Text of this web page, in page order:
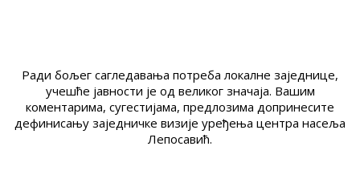
Ради бољег сагледавања потреба локалне заједнице,
учешће јавности је од великог значаја. Вашим
коментарима, сугестијама, предлозима допринесите
дефинисању заједничке визије уређења центра насеља
Лепосавић.